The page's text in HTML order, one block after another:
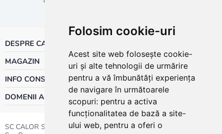
Folosim cookie-uri
Acest site web folosește cookie-
uri și alte tehnologii de urmărire
pentru a vă îmbunătăți experiența
de navigare în următoarele
scopuri: pentru a activa
funcționalitatea de bază a site-
ului web, pentru a oferi o
DESPRE CALOR
MAGAZIN
INFO CONSUMATOR
DOMENII ACTIVITATE
SC CALOR SRL